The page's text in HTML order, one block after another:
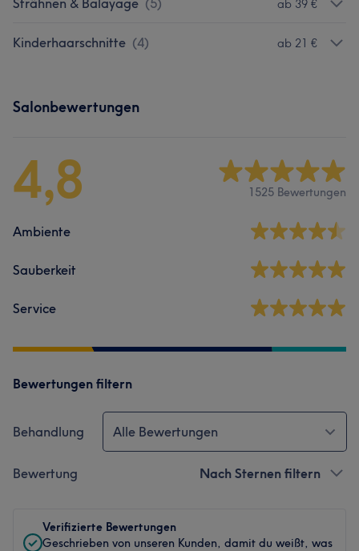
Strähnen & Balayage (5) ab 39 €
Kinderhaarschnitte (4) ab 21 €
Salonbewertungen
4,8 1525 Bewertungen
Ambiente
Sauberkeit
Service
Bewertungen filtern
Behandlung Alle Bewertungen
Bewertung Nach Sternen filtern
Verifizierte Bewertungen
Geschrieben von unseren Kunden, damit du weißt, was